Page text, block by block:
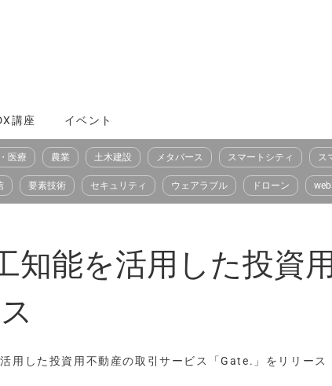
講座 イベント
医療 農業 土木建設 メタバース スマートシティ ス
要素技術 セキュリティ ウェアラブル ドローン
知能を活用した投資
用した投資用不動産の取引サービス「Gate.」をリリース